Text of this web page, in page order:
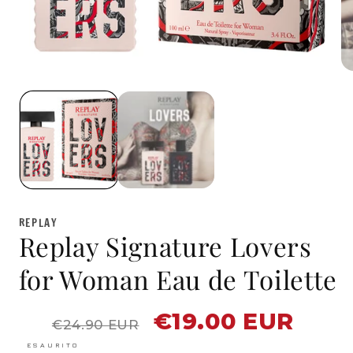
contenuti
multimediali
1
in
finestra
modale
2
in
REPLAY
Replay Signature Lovers
for Woman Eau de Toilette
Prezzo
di
listino
€24.90 EUR
Prezzo
scontato
€19.00 EUR
ESAURITO